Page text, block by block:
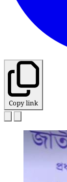
Copy link